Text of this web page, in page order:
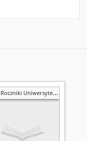
Roczniki Uniwersytetu Marii Curie-Skłodowskiej w Lublinie. Dział B, Geografia, Geologia, Mineralogia i Petrografia